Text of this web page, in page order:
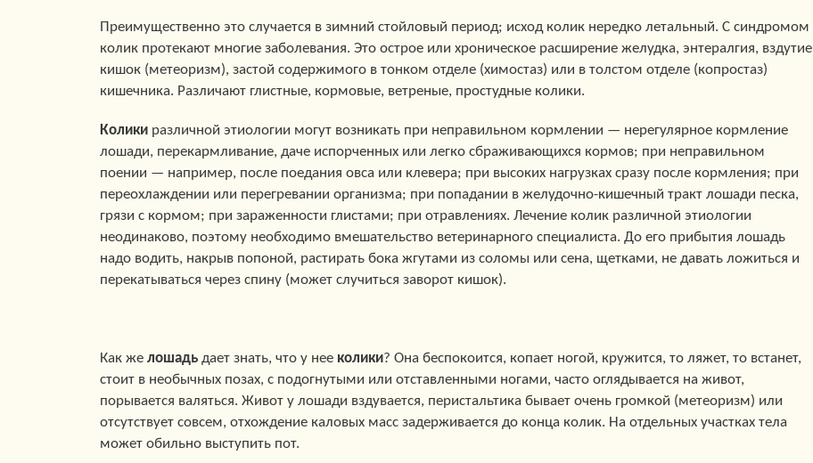
Преимущественно это случается в зимний стойловый период; исход колик нередко летальный. С синдромом
колик протекают многие заболевания. Это острое или хроническое расширение желудка, энтералгия, вздутие
кишок (метеоризм), застой содержимого в тонком отделе (химостаз) или в толстом отделе (копростаз)
кишечника. Различают глистные, кормовые, ветреные, простудные колики.
Колики различной этиологии могут возникать при неправильном кормлении — нерегулярное кормление
лошади, перекармливание, даче испорченных или легко сбраживающихся кормов; при неправильном
поении — например, после поедания овса или клевера; при высоких нагрузках сразу после кормления; при
переохлаждении или перегревании организма; при попадании в желудочно-кишечный тракт лошади песка,
грязи с кормом; при зараженности глистами; при отравлениях. Лечение колик различной этиологии
неодинаково, поэтому необходимо вмешательство ветеринарного специалиста. До его прибытия лошадь
надо водить, накрыв попоной, растирать бока жгутами из соломы или сена, щетками, не давать ложиться и
перекатываться через спину (может случиться заворот кишок).
Как же лошадь дает знать, что у нее колики? Она беспокоится, копает ногой, кружится, то ляжет, то встанет,
стоит в необычных позах, с подогнутыми или отставленными ногами, часто оглядывается на живот,
порывается валяться. Живот у лошади вздувается, перистальтика бывает очень громкой (метеоризм) или
отсутствует совсем, отхождение каловых масс задерживается до конца колик. На отдельных участках тела
может обильно выступить пот.